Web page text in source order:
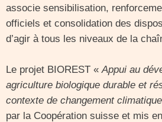
associe sensibilisation,
officiels et consolidation des
d’agir à tous les niveaux de la
Le projet BIOREST «Appui au
agriculture biologique durable et
contexte de changement
par la Coopération suisse et mis